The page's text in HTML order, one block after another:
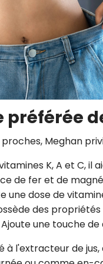
préférée
Meghan
K, A et C, il
de fer et de
une dose de
des
Ajoute une touche
à l'extracteur de